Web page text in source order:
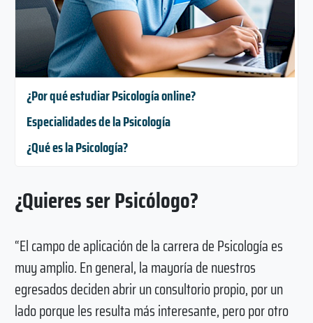
¿Por qué estudiar Psicología online?
Especialidades de la Psicología
¿Qué es la Psicología?
¿Quieres ser Psicólogo?
“El campo de aplicación de la carrera de Psicología es
muy amplio. En general, la mayoría de nuestros
egresados deciden abrir un consultorio propio, por un
lado porque les resulta más interesante, pero por otro